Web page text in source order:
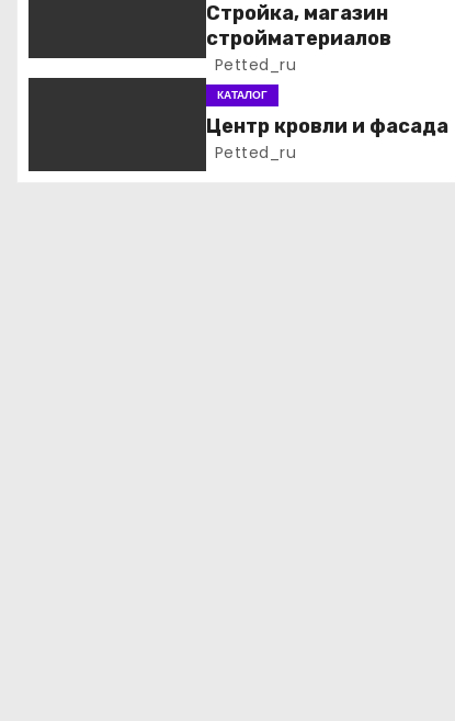
п
Стройка, магазин
стройматериалов
Petted_ru
КАТАЛОГ
Центр кровли и фасада
Petted_ru